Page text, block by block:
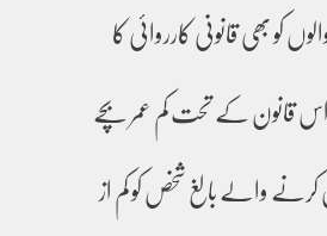
کو بھی قانونی کارروائی کا
قانون کے تحت کم عمر بچے
والے بالغ شخص کو کم از